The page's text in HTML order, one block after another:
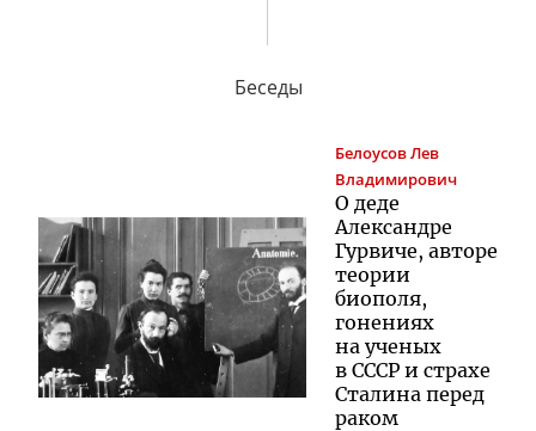
Беседы
БелоусовЛев
Владимирович
О деде
Александре
Гурвиче, авторе
теории
биополя,
гонениях
на ученых
в СССР и страхе
Сталина перед
раком